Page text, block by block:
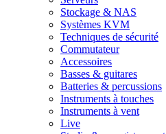
Stockage & NAS
Systèmes KVM
Techniques de sécurité
Commutateur
Accessoires
Basses & guitares
Batteries & percussions
Instruments à touches
Instruments à vent
Live